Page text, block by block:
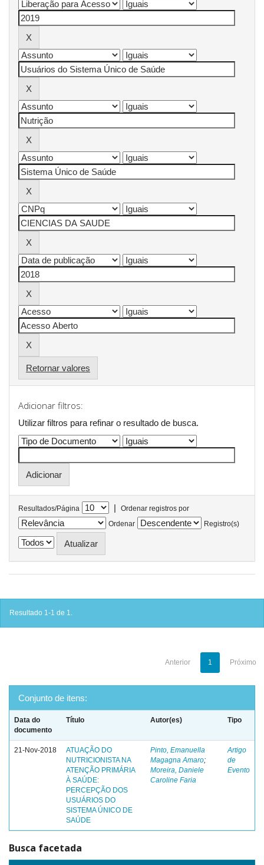
Retornar valores
Adicionar filtros:
Utilizar filtros para refinar o resultado de busca.
Resultados/Página |
Ordenar registros por
Ordenar
Registro(s)
Resultado 1-1 de 1.
Anterior 1 Próximo
Conjunto de itens:
Data do
documento
Título Autor(es) Tipo
21-Nov-2018
ATUAÇÃO DO
NUTRICIONISTA NA
ATENÇÃO PRIMÁRIA
À SAÚDE:
PERCEPÇÃO DOS
USUÁRIOS DO
SISTEMA ÚNICO DE
SAÚDE
Pinto, Emanuella
Magagna Amaro;
Moreira, Daniele
Caroline Faria
Artigo
de
Evento
Busca facetada